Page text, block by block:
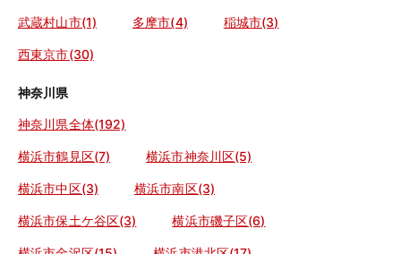
武蔵村山市(1) 多摩市(4) 稲城市(3)
西東京市(30)
神奈川県
神奈川県全体(192)
横浜市鶴見区(7) 横浜市神奈川区(5)
横浜市中区(3) 横浜市南区(3)
横浜市保土ケ谷区(3) 横浜市磯子区(6)